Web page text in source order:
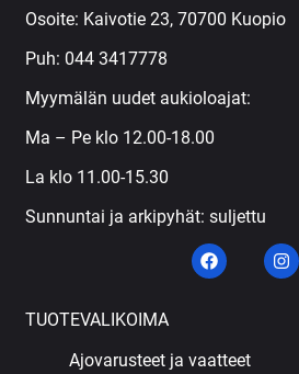
Osoite: Kaivotie 23, 70700 Kuopio
Puh: 044 3417778
Myymälän uudet aukioloajat:
Ma – Pe klo 12.00-18.00
La klo 11.00-15.30
Sunnuntai ja arkipyhät: suljettu
TUOTEVALIKOIMA
Ajovarusteet ja vaatteet